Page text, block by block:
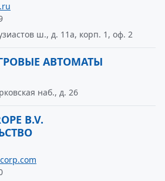
ш., д. 11а, корп. 1, оф. 2
АВТОМАТЫ
наб., д. 26
B.V.